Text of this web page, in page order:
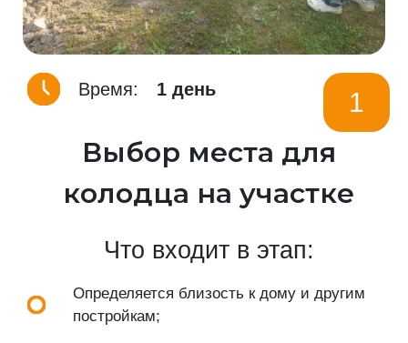
Время: 1 день 1
Выбор места для
колодца на участке
Что входит в этап:
Определяется близость к дому и другим
постройкам;